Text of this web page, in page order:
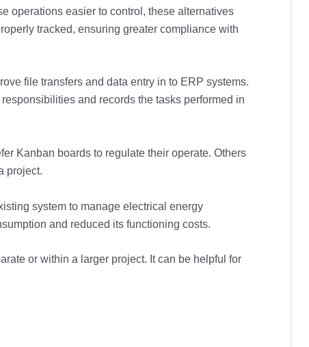
operations easier to control, these alternatives
tracked, ensuring greater compliance with
file transfers and data entry in to ERP systems.
and records the tasks performed in
Kanban boards to regulate their operate. Others
project.
system to manage electrical energy
and reduced its functioning costs.
or within a larger project. It can be helpful for